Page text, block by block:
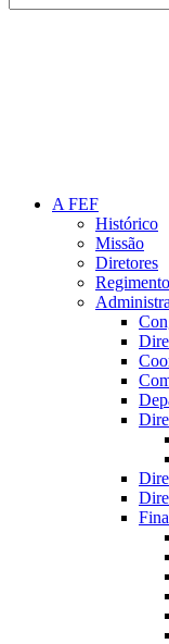
A FEF
Histórico
Missão
Diretores
Regimento